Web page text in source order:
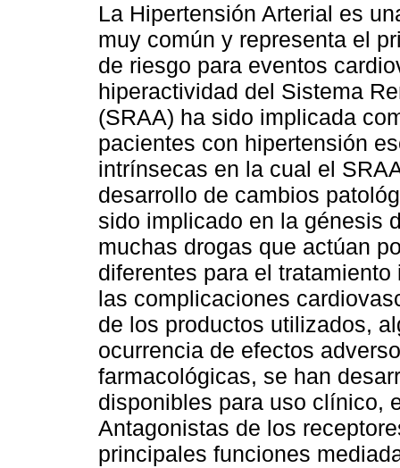
La Hipertensión Arterial es
muy común y representa el
de riesgo para eventos
hiperactividad del Sistema
(SRAA) ha sido implicada
pacientes con hipertensión
intrínsecas en la cual el
desarrollo de cambios
sido implicado en la génesis
muchas drogas que actúan
diferentes para el
las complicaciones
de los productos utilizados,
ocurrencia de efectos
farmacológicas, se han
disponibles para uso clínico,
Antagonistas de los
principales funciones